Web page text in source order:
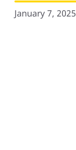
January 7, 2025